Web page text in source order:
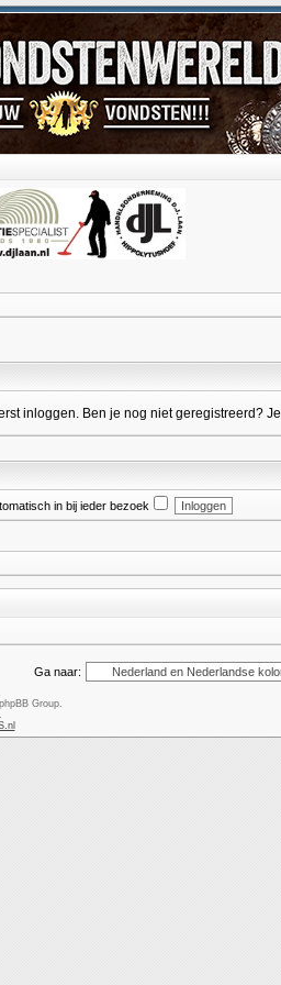
inloggen. Ben je nog niet geregistreerd?
in bij ieder bezoek
Ga naar:
Group.